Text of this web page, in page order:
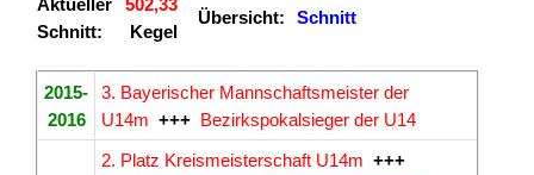
Schnitt:
Kegel
Übersicht: Schnitt
2015-
2016
3. Bayerischer Mannschaftsmeister der
U14m +++ Bezirkspokalsieger der U14
2. Platz Kreismeisterschaft U14m +++